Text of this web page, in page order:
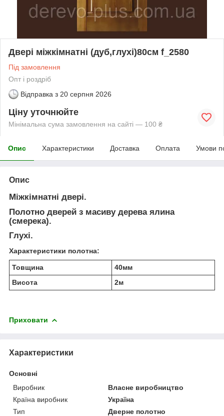
Двері міжкімнатні (дуб,глухі)80см f_2580
Під замовлення
Опт і роздріб
Відправка з 20 серпня 2026
Ціну уточнюйте
Мінімальна сума замовлення на сайті — 100 ₴
Опис Характеристики Доставка Оплата Умови
Опис
Міжкімнатні двері.
Полотно дверей з масиву дерева ялина
(смерека).
Глухі.
Характеристики полотна:
Товщина
40мм
Висота
2м
Приховати
Характеристики
Основні
Виробник
Власне виробництво
Країна виробник
Україна
Тип
Дверне полотно